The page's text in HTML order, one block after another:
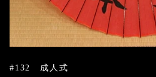
#132 成人式